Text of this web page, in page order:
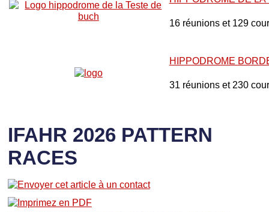
16 réunions et 129
HIPPODROME
31 réunions et 230
IFAHR 2026 PATTERN
RACES